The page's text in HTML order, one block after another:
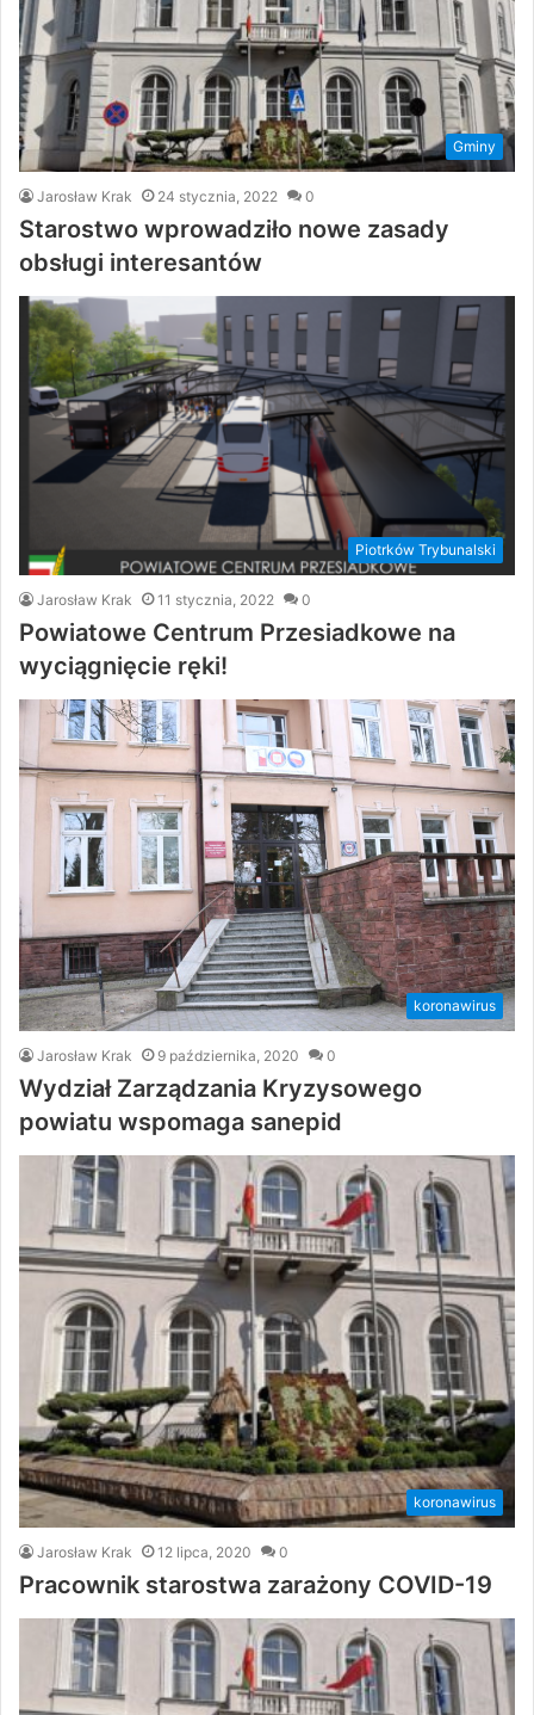
Gminy
Jarosław Krak 24 stycznia, 2022 0
Starostwo wprowadziło nowe zasady
obsługi interesantów
Piotrków Trybunalski
Jarosław Krak 11 stycznia, 2022 0
Powiatowe Centrum Przesiadkowe na
wyciągnięcie ręki!
koronawirus
Jarosław Krak 9 października, 2020 0
Wydział Zarządzania Kryzysowego
powiatu wspomaga sanepid
koronawirus
Jarosław Krak 12 lipca, 2020 0
Pracownik starostwa zarażony COVID-19